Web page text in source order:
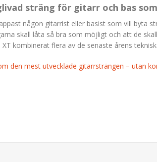
sträng för gitarr och bas
någon gitarrist eller basist som vill byta
skall låta så bra som möjligt och att de
XT kombinerat flera av de senaste årens
den mest utvecklade gitarrsträngen – utan